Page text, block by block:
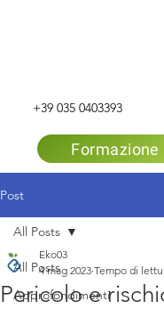
+39 035 0403393
Formazione
Post
All Posts
Approfondimenti
All Posts
Pericolo e
Eko03
4 mag 2023 Tempo di